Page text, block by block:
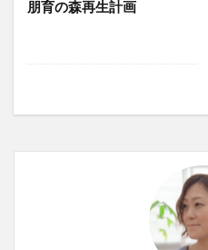
朋育の森再生計画